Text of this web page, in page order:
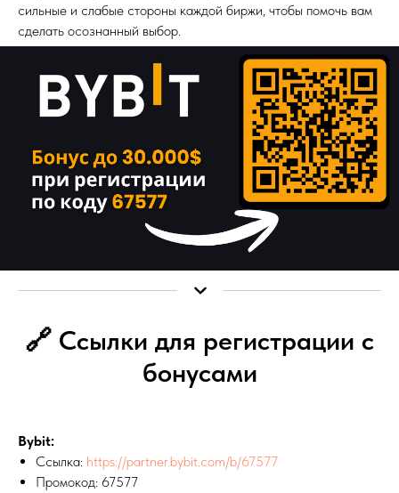
сильные и слабые стороны каждой биржи, чтобы помочь вам
сделать осознанный выбор.
🔗 Ссылки для регистрации с
бонусами
Bybit:
Ссылка: https://partner.bybit.com/b/67577
Промокод: 67577